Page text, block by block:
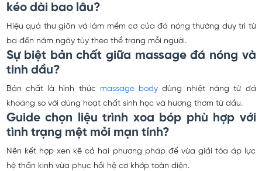
kéo dài bao lâu?
Hiệu quả thư giãn và làm mềm cơ của đá nóng thường duy trì từ
ba đến năm ngày tùy theo thể trạng mỗi người.
Sự biệt bản chất giữa massage đá nóng và
tinh dầu?
Bản chất là hình thức massage body dùng nhiệt năng từ đá
khoáng so với dùng hoạt chất sinh học và hương thơm từ dầu.
Guide chọn liệu trình xoa bóp phù hợp với
tình trạng mệt mỏi mạn tính?
Nên kết hợp xen kẽ cả hai phương pháp để vừa giải tỏa áp lực
hệ thần kinh vừa phục hồi hệ cơ khớp toàn diện.